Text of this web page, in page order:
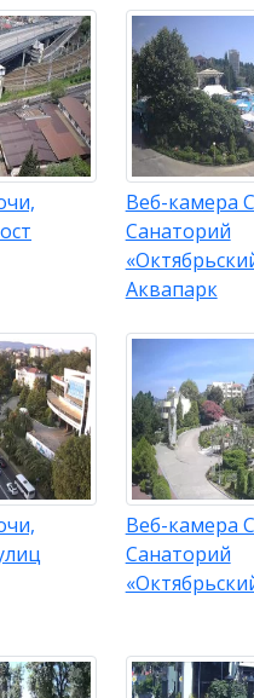
Веб-камера
Санаторий
Аквапарк
Веб-камера
Санаторий